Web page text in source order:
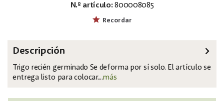
N.º artículo: 800008085
Recordar
Descripción
Trigo recién germinado Se deforma por sí solo. El artículo se
entrega listo para colocar....más